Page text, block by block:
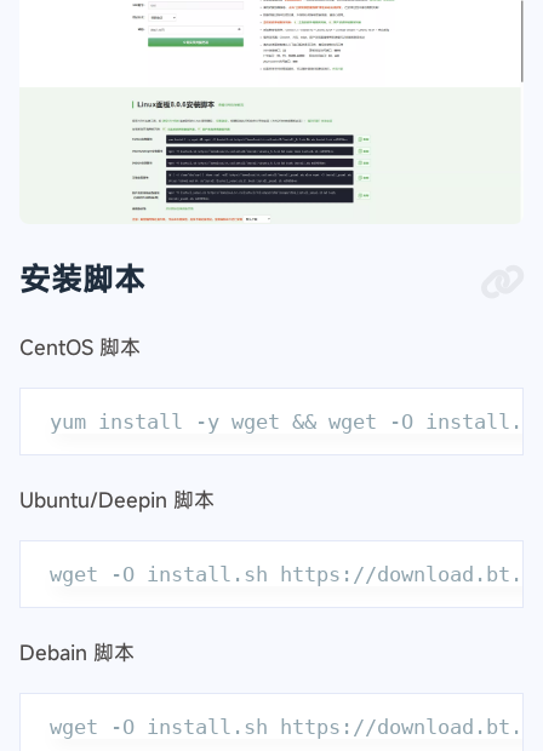
安装脚本
CentOS 脚本
Ubuntu/Deepin 脚本
Debain 脚本